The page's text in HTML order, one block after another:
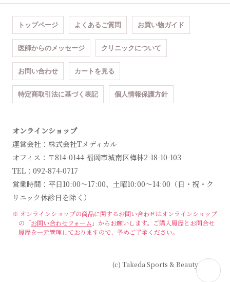
トップページ よくあるご質問 お買い物ガイド
医師からのメッセージ クリニックについて
お問い合わせ カートを見る
特定商取引法に基づく表記 個人情報保護方針
オンラインショップ
運営会社：株式会社Tメディカル
オフィス：〒814-0144 福岡市城南区梅林2-18-10-103
TEL：092-874-0717
営業時間：平日10:00～17:00、土曜10:00～14:00（日・祝・ク
リニック休診日を除く）
※ オンラインショップの商品に関するお問い合わせはオンラインショップ
の「お問い合わせフォーム 」からお願いします。 ご購入履歴とお問合せ
履歴を一元管理しておりますので、予めご了承ください。
(c) Takeda Sports & Beauty Clinic